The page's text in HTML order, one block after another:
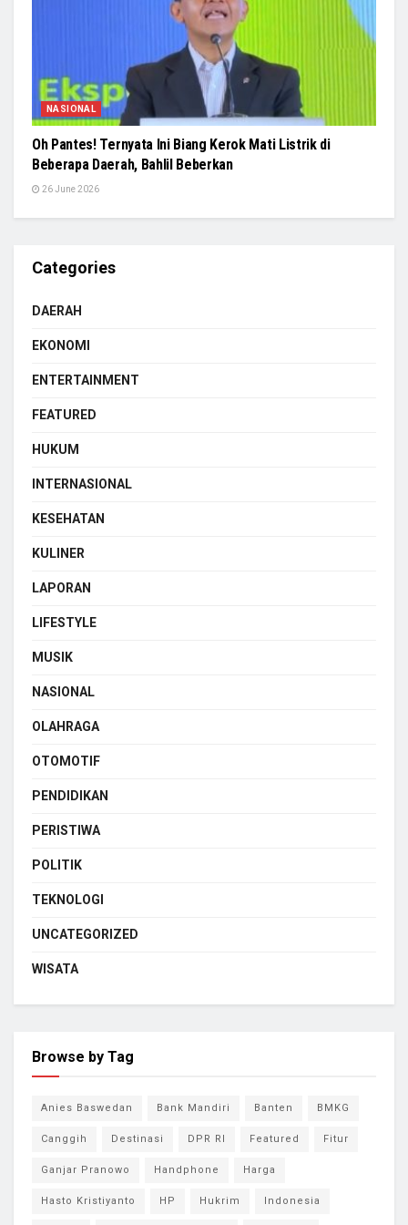
NASIONAL
Oh Pantes! Ternyata Ini Biang Kerok Mati Listrik di
Beberapa Daerah, Bahlil Beberkan
26 June 2026
Categories
DAERAH
EKONOMI
ENTERTAINMENT
FEATURED
HUKUM
INTERNASIONAL
KESEHATAN
KULINER
LAPORAN
LIFESTYLE
MUSIK
NASIONAL
OLAHRAGA
OTOMOTIF
PENDIDIKAN
PERISTIWA
POLITIK
TEKNOLOGI
UNCATEGORIZED
WISATA
Browse by Tag
Anies Baswedan Bank Mandiri Banten BMKG
Canggih Destinasi DPR RI Featured Fitur
Ganjar Pranowo Handphone Harga
Hasto Kristiyanto HP Hukrim Indonesia